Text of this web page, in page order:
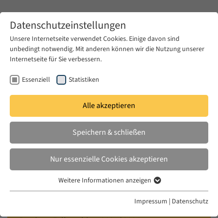
Zum Hauptinhalt springen
2025/ 2026
Wendy Doyon
Ghost Writers of Upper Egypt: Arabic
Archaeological Diaries and Archives in
Datenschutzeinstellungen
Unsere Internetseite verwendet Cookies. Einige davon sind
unbedingt notwendig. Mit anderen können wir die Nutzung unserer
Internetseite für Sie verbessern.
Essenziell Statistiken
Alle akzeptieren
Speichern & schließen
Nur essenzielle Cookies akzeptieren
Essenzielle Cookies werden für grundlegende Funktionen der
Weitere Informationen anzeigen
Impressum | Datenschutz